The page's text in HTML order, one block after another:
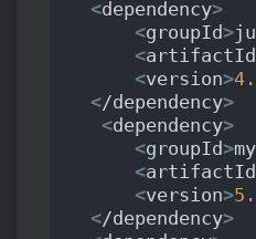
<dependency>
<groupId >
<artifactId
<version>
</dependency>
<dependency>
<groupId >
<artifactId
<version>
</dependency>